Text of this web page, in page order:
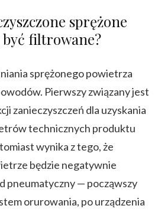
sprężone
filtrowane?
sprężonego powietrza
Pierwszy związany jest
zanieczyszczeń dla uzyskania
technicznych produktu
wynika z tego, że
będzie negatywnie
pneumatyczny — począwszy
orurowania, po urządzenia